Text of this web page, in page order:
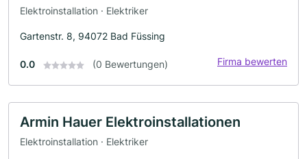
Elektroinstallation · Elektriker
Gartenstr. 8, 94072 Bad Füssing
0.0 (0 Bewertungen) Firma bewerten
Armin Hauer Elektroinstallationen
Elektroinstallation · Elektriker